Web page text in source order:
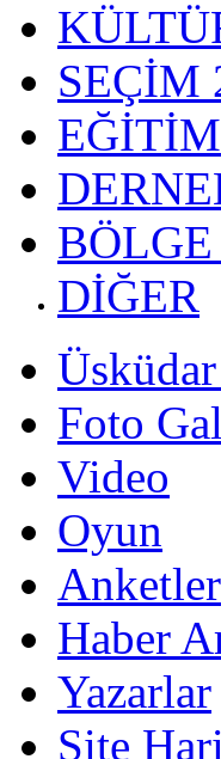
SEÇİM
EĞİTİM
DİĞER
Foto
Video
Oyun
Anketler
Haber
Yazarlar
Site